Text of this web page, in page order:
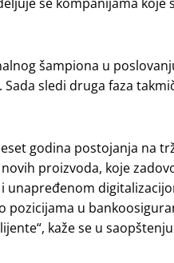
šampiona u
sledi druga faza
godina postojanja na
proizvoda, koje
unapređenom
pozicijama u
kaže se u